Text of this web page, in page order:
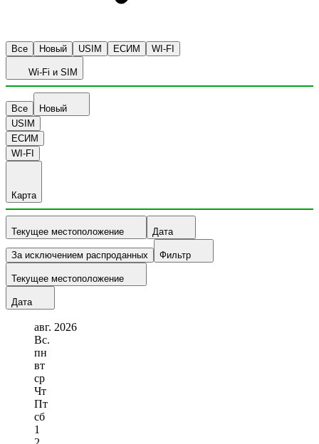
Все Новый USIM ЕСИМ WI-FI
Wi-Fi и SIM
Все
Новый
USIM
ЕСИМ
WI-FI
Карта
Текущее местоположение Дата
За исключением распроданных Фильтр
Текущее местоположение
Дата
авг. 2026
Вс.
пн
вт
ср
Чт
Пт
сб
1